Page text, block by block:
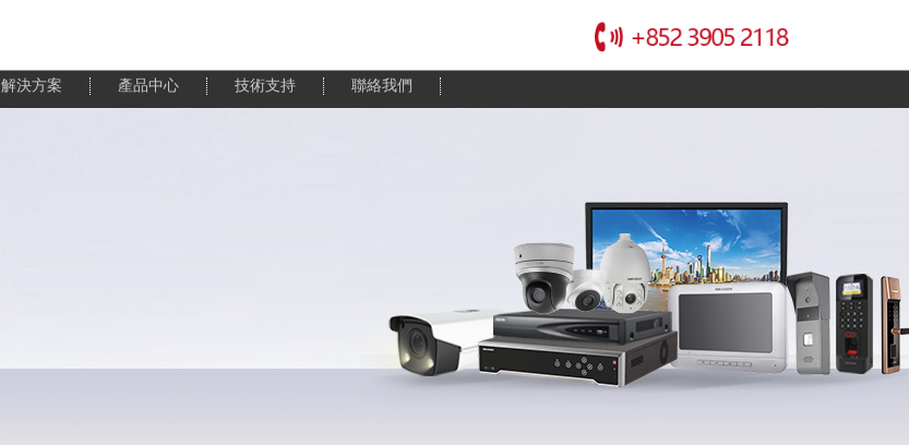
解決方案 產品中心 技術支持 聯絡我們